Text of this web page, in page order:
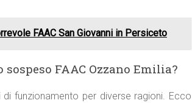
FAAC San Giovanni in Persiceto
FAAC Ozzano Emilia?
funzionamento per diverse ragioni. Ecco